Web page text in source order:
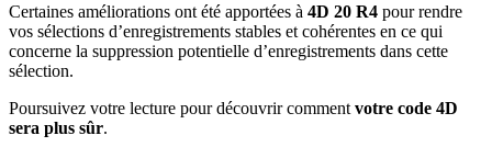
Certaines améliorations ont été apportées à 4D 20 R4 pour rendre
vos sélections d’enregistrements stables et cohérentes en ce qui
concerne la suppression potentielle d’enregistrements dans cette
sélection.
Poursuivez votre lecture pour découvrir comment votre code 4D
sera plus sûr.